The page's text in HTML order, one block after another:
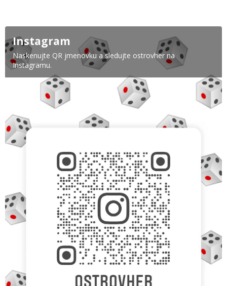
Instagram
Naskenujte QR jmenovku a sledujte ostrovher na
Instagramu.